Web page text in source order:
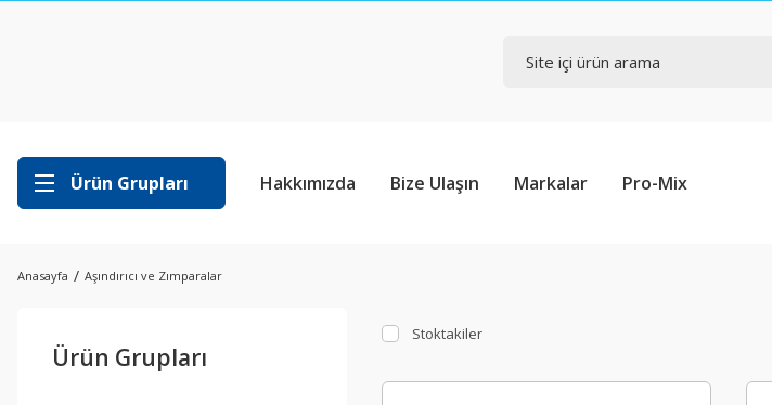
Ürün Grupları Hakkımızda Bize Ulaşın Markalar Pro-Mix
Anasayfa Aşındırıcı ve Zımparalar
Ürün Grupları
Stoktakiler